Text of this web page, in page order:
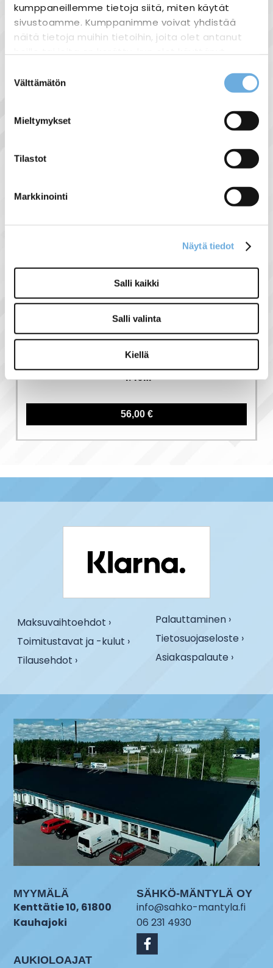
kumppaneillemme tietoja siitä, miten käytät
sivustoamme. Kumppanimme voivat yhdistää
näitä tietoja muihin tietoihin, joita olet antanut
heille tai joita on kerätty, kun olet käyttänyt
valinta
Välttämätön
Mieltymykset
Tilastot
Markkinointi
Näytä tiedot
Salli kaikki
Salli valinta
Kiellä
Tuotekuvaus
K2 - päätykiinnike. Solid rail ja speed rail -
kiskoille.
Näytä lisää tuotteita
Aurinkopaneelitarvikkeet tuoteryhmästä
Asennuskisko
aurinkopaneeleille
4.40M
56,00 €
Maksuvaihtoehdot ›
Toimitustavat ja -kulut ›
Tilausehdot ›
Palauttaminen ›
Tietosuojaseloste ›
Asiakaspalaute ›
MYYMÄLÄ
Kenttätie 10, 61800
Kauhajoki
AUKIOLOAJAT
SÄHKÖ-MÄNTYLÄ OY
info@sahko-mantyla.fi
06 231 4930